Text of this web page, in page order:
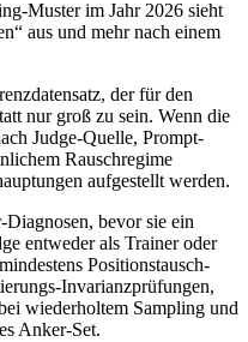
Muster im Jahr 2026 sieht
aus und mehr nach einem
der für den
nur groß zu sein. Wenn die
Judge-Quelle, Prompt-
Rauschregime
aufgestellt werden.
bevor sie ein
entweder als Trainer oder
Positionstausch-
Invarianzprüfungen,
wiederholtem Sampling und
Anker-Set.